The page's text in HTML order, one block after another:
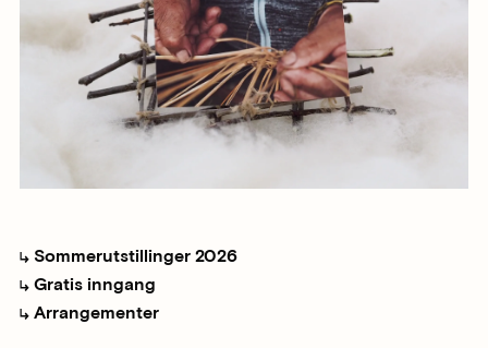
Sommerutstillinger 2026
Gratis inngang
Arrangementer